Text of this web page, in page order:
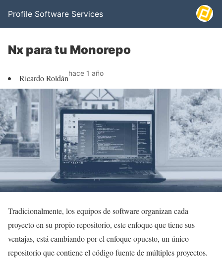
Profile Software Services
Nx para tu Monorepo
Ricardo Roldánhace 1 año
Tradicionalmente, los equipos de software organizan cada
proyecto en su propio repositorio, este enfoque que tiene sus
ventajas, está cambiando por el enfoque opuesto, un único
repositorio que contiene el código fuente de múltiples proyectos.